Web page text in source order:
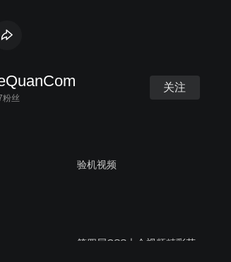
粉丝
关注
验机视频
第四届CSS大会视频精彩花